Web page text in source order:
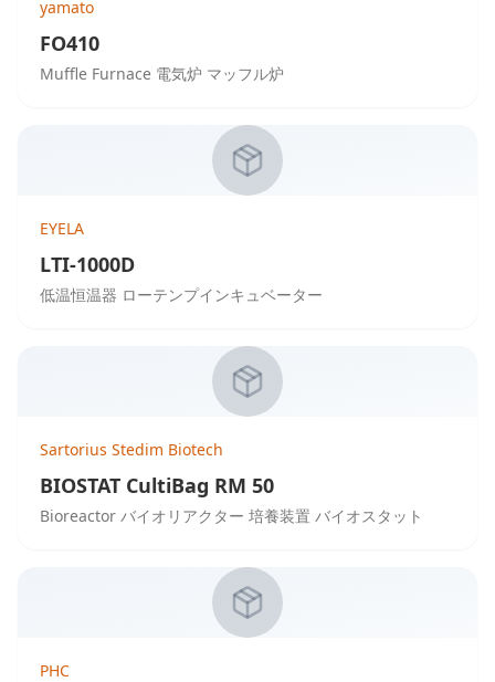
yamato
FO410
Muffle Furnace 電気炉 マッフル炉
EYELA
LTI-1000D
低温恒温器 ローテンプインキュベーター
Sartorius Stedim Biotech
BIOSTAT CultiBag RM 50
Bioreactor バイオリアクター 培養装置 バイオスタット
PHC